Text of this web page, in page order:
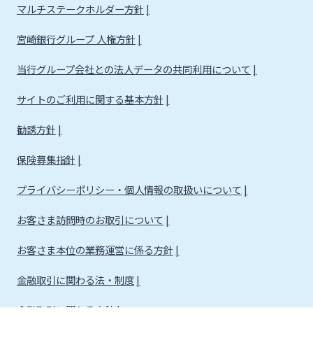
マルチステークホルダー方針
宮崎銀行グループ 人権方針
当行グループ会社との法人データの共同利用について
サイトのご利用に関する基本方針
勧誘方針
保険募集指針
プライバシーポリシー・個人情報の取扱いについて
お客さま訪問時のお取引について
お客さま本位の業務運営に係る方針
金融取引に関わる法・制度
金融取引に関わる方針